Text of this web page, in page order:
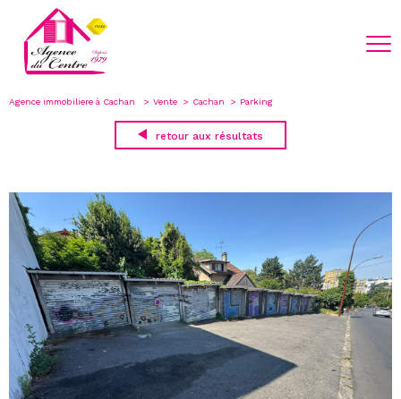
Agence immobiliere à Cachan Vente Cachan Parking
retour aux résultats